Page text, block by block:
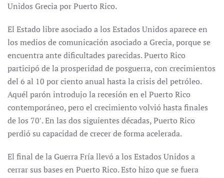
Unidos Grecia por Puerto Rico.
El Estado libre asociado a los Estados Unidos aparece en
los medios de comunicación asociado a Grecia, porque se
encuentra ante dificultades parecidas. Puerto Rico
participó de la prosperidad de posguerra, con crecimientos
del 6 al 10 por ciento anual hasta la crisis del petróleo.
Aquél parón introdujo la recesión en el Puerto Rico
contemporáneo, pero el crecimiento volvió hasta finales
de los 70′. En las dos siguientes décadas, Puerto Rico
perdió su capacidad de crecer de forma acelerada.
El final de la Guerra Fría llevó a los Estados Unidos a
cerrar sus bases en Puerto Rico. Esto hizo que se fuera